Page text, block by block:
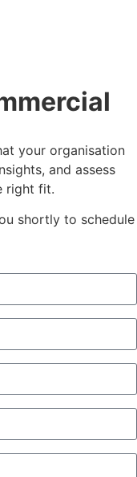
your organisation
and assess
right fit.
shortly to schedule